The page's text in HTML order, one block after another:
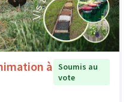
à
Soumis au
vote